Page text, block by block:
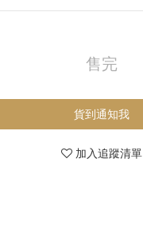
售完
貨到通知我
加入追蹤清單